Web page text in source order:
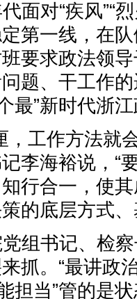
面对“疾风”“
第一线，在
要求政法领
题、干工作
最”新时代浙
，工作方法就
李海裕说，“
行合一，使
的底层方式、
组书记、检
抓。“最讲政
担当”管的是